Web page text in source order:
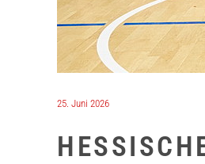
25. Juni 2026